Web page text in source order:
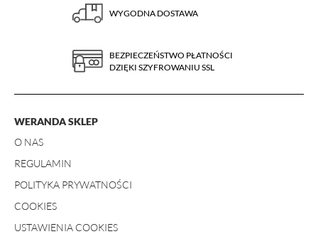
WYGODNA DOSTAWA
BEZPIECZEŃSTWO PŁATNOŚCI
DZIĘKI SZYFROWANIU SSL
WERANDA SKLEP
O NAS
REGULAMIN
POLITYKA PRYWATNOŚCI
COOKIES
USTAWIENIA COOKIES